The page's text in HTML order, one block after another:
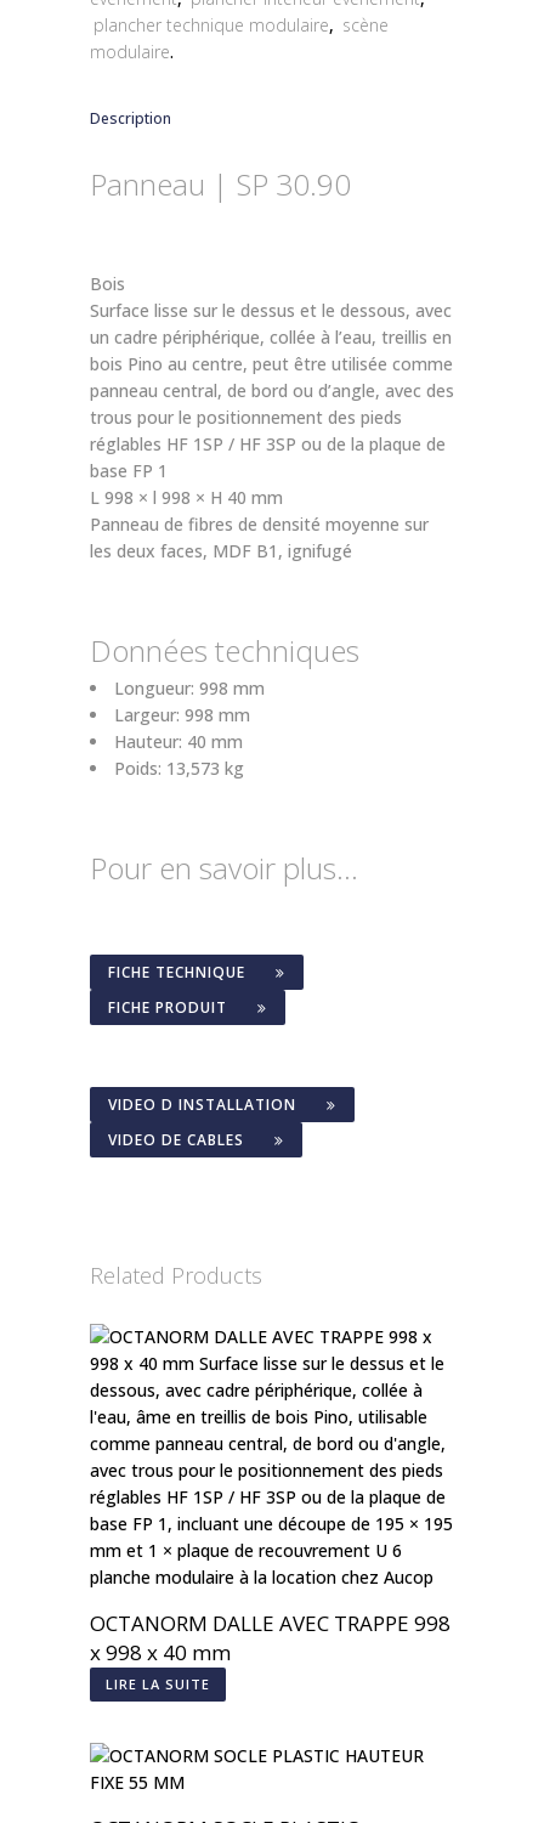
plancher technique modulaire, scène
modulaire.
Description
Panneau | SP 30.90
Bois
Surface lisse sur le dessus et le dessous, avec
un cadre périphérique, collée à l’eau, treillis en
bois Pino au centre, peut être utilisée comme
panneau central, de bord ou d’angle, avec des
trous pour le positionnement des pieds
réglables HF 1SP / HF 3SP ou de la plaque de
base FP 1
L 998 × l 998 × H 40 mm
Panneau de fibres de densité moyenne sur
les deux faces, MDF B1, ignifugé
Données techniques
Longueur: 998 mm
Largeur: 998 mm
Hauteur: 40 mm
Poids: 13,573 kg
Pour en savoir plus…
FICHE TECHNIQUE
FICHE PRODUIT
VIDEO D INSTALLATION
VIDEO DE CABLES
Related Products
OCTANORM DALLE AVEC TRAPPE 998
x 998 x 40 mm
LIRE LA SUITE